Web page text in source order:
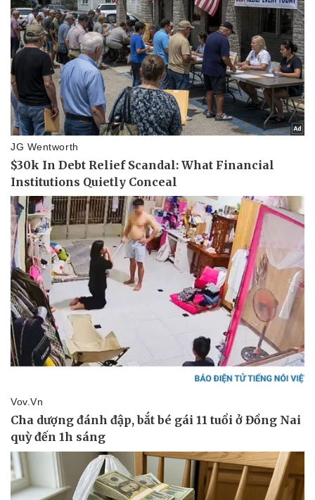
Kinh tế
Bất động sản
Khởi nghiệp
Thị trường
Giá vàng
Tỷ giá
Chứng khoán